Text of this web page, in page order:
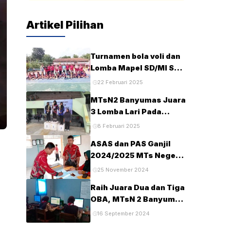
Artikel Pilihan
Turnamen bola voli dan
Lomba Mapel SD/MI Se-
kecamatan Tambak
Banyumas
22 Februari 2025
MTsN2 Banyumas Juara
3 Lomba Lari Pada
Porseni MTs Tingkat
Tahun 2025
8 Februari 2025
ASAS dan PAS Ganjil
2024/2025 MTs Negeri
2 Banyumas
Lancar
25 November 2024
Raih Juara Dua dan Tiga
OBA, MTsN 2 Banyumas
Lanjut Tingkat Provinsi
16 September 2024